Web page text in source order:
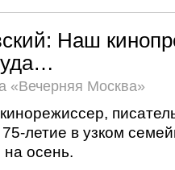
Наш
«Вечерняя Москва»
летие в узком
на осень.